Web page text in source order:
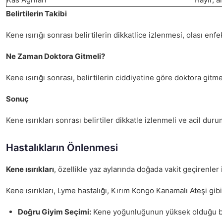
Belirtilerin Takibi
Kene ısırığı sonrası belirtilerin dikkatlice izlenmesi, olası
Ne Zaman Doktora Gitmeli?
Kene ısırığı sonrası, belirtilerin ciddiyetine göre doktora
Sonuç
Kene ısırıkları sonrası belirtiler dikkatle izlenmeli ve acil
Hastalıkların Önlenmesi
Kene ısırıkları, özellikle yaz aylarında doğada vakit geçirenler
Kene ısırıkları, Lyme hastalığı, Kırım Kongo Kanamalı Ateşi
Doğru Giyim Seçimi: Kene yoğunluğunun yüksek olduğu